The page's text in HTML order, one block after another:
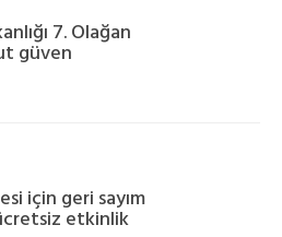
7. Olağan
güven
için geri sayım
etkinlik